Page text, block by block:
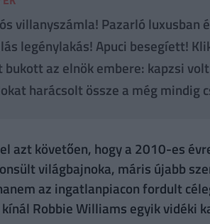
villanyszámla! Pazarló luxusban
legénylakás! Apuci besegíett!
bukott az elnök embere: kapzsi
harácsolt össze a még mindig
azt követően, hogy a 2010-es
világbajnoka, máris újabb
az ingatlanpiacon fordult
Robbie Williams egyik vidéki